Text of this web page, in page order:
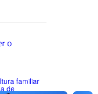
o
familiar
de